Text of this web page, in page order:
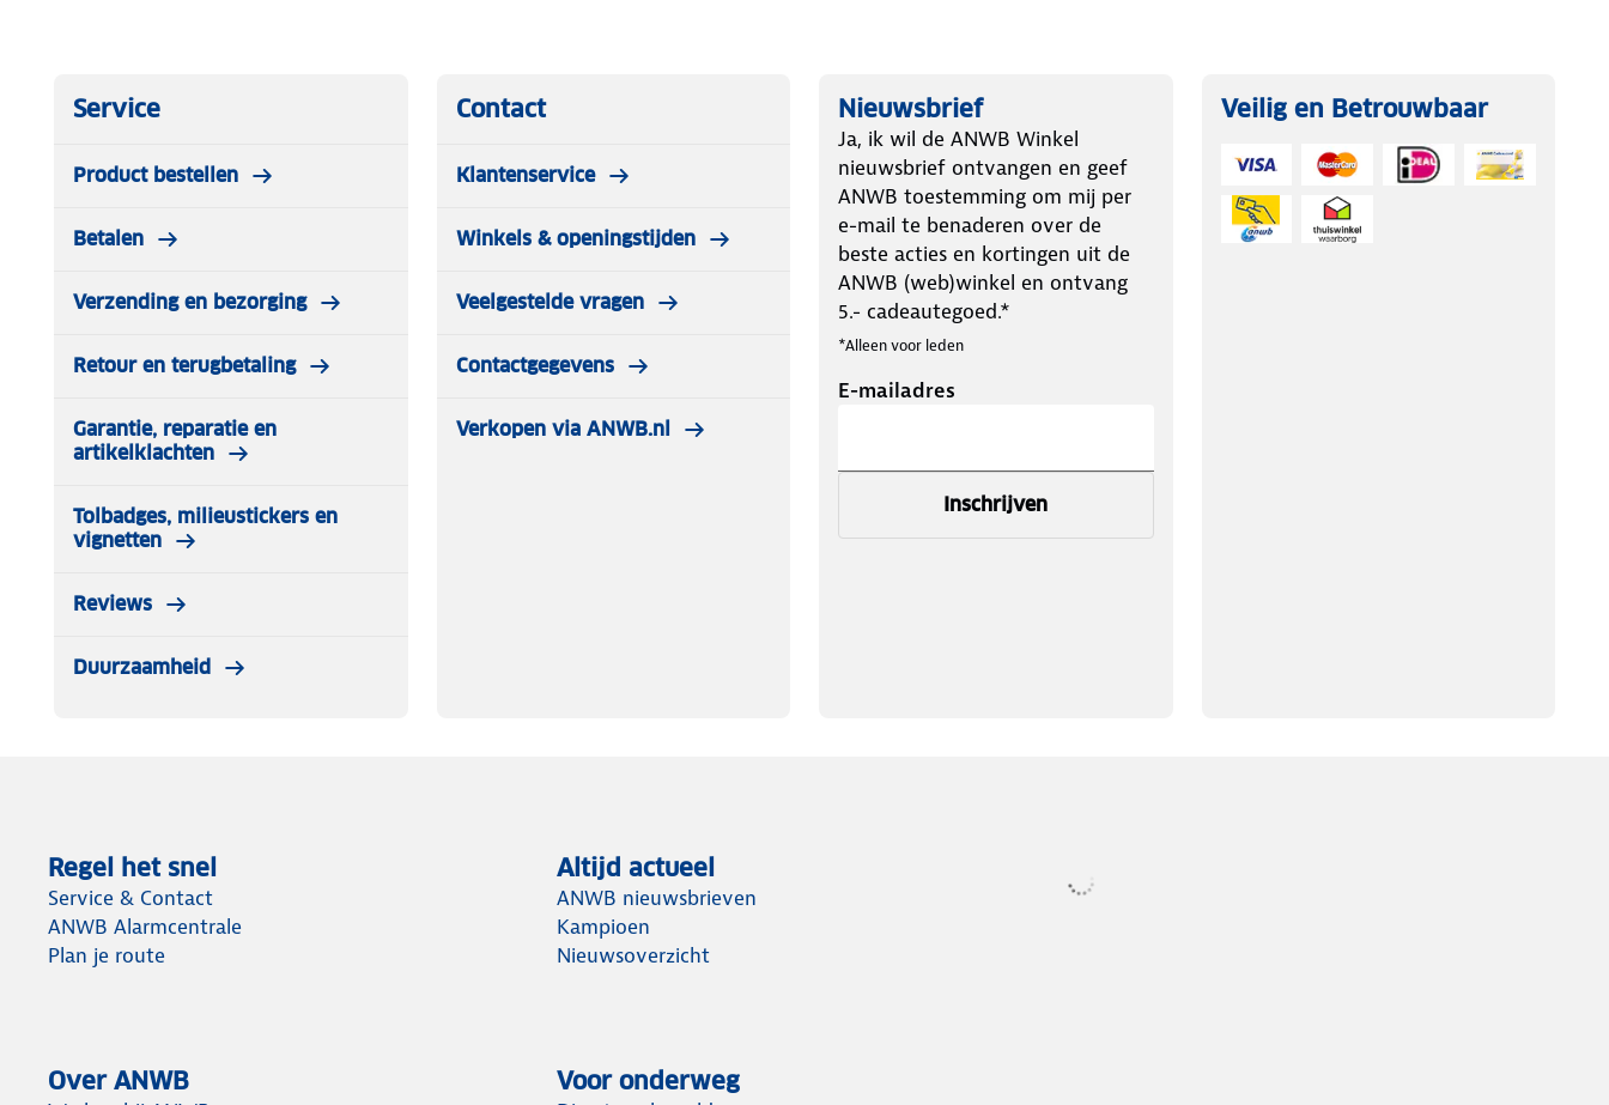
Service
Product bestellen
Betalen
Verzending en bezorging
Retour en terugbetaling
Garantie, reparatie en
artikelklachten
Tolbadges, milieustickers en
vignetten
Reviews
Duurzaamheid
Contact
Klantenservice
Winkels & openingstijden
Veelgestelde vragen
Contactgegevens
Verkopen via ANWB.nl
Nieuwsbrief
Ja, ik wil de ANWB Winkel
nieuwsbrief ontvangen en geef
ANWB toestemming om mij per
e-mail te benaderen over de
beste acties en kortingen uit de
ANWB (web)winkel en ontvang
5.- cadeautegoed.*
*Alleen voor leden
E-mailadres
Inschrijven
Veilig en Betrouwbaar
Regel het snel
Service & Contact
ANWB Alarmcentrale
Plan je route
Altijd actueel
ANWB nieuwsbrieven
Kampioen
Nieuwsoverzicht
Over ANWB Voor onderweg